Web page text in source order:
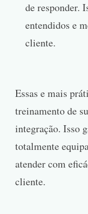
de responder.
entendidos e
cliente.
Essas e mais
treinamento de
integração. Isso
totalmente
atender com
cliente.